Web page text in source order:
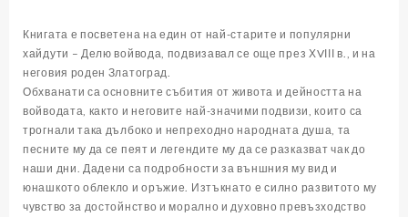
Книгата е посветена на един от най-старите и популярни
хайдути – Делю войвода, подвизавал се още през ХVІІІ в., и на
неговия роден Златоград.
Обхванати са основните събития от живота и дейността на
войводата, както и неговите най-значими подвизи, които са
трогнали така дълбоко и непреходно народната душа, та
песните му да се пеят и легендите му да се разказват чак до
наши дни. Дадени са подробности за външния му вид и
юнашкото облекло и оръжие. Изтъкнато е силно развитото му
чувство за достойнство и морално и духовно превъзходство